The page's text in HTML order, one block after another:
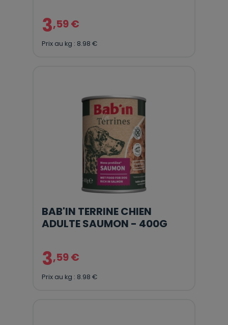
3,59 €
Prix au kg : 8.98 €
BAB'IN TERRINE CHIEN
ADULTE SAUMON - 400G
3,59 €
Prix au kg : 8.98 €